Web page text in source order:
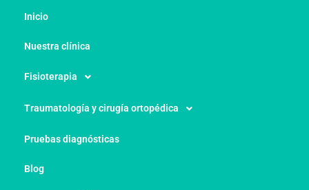
Inicio
Nuestra clínica
Fisioterapia
Traumatología y cirugía ortopédica
Pruebas diagnósticas
Blog